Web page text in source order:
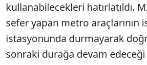
kullanabilecekleri hatırlatıldı.
sefer yapan metro araçlarının
istasyonunda durmayarak
sonraki durağa devam